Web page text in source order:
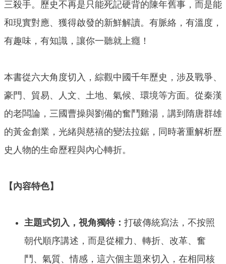
三殺手。歷史不再是只能死記硬背的陳年舊事，而是能
和現實對應、獲得啟發的新鮮解讀。有脈絡，有溫度，
有趣味，有知識，讓你一聽就上癮！
本書從六大角度切入，綜觀中國千年歷史，涉及戰爭、
豪門、貿易、人文、土地、氣候、環境等方面。從秦漢
的老闆論，三國曹操與劉備的奮鬥雞湯，講到隋唐群雄
的黃金創業，光緒與慈禧的變法拉鋸，同時著重解析歷
史人物的生命歷程與內心轉折。
【內容特色】
主題式切入，視角獨特： 打破傳統寫法，不按照
朝代順序講述，而是從權力、轉折、改革、奮
鬥、氣質、情感，這六個主題來切入，在相同核